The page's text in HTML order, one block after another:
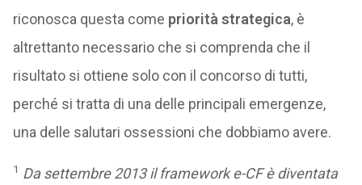
riconosca questa come priorità strategica, è
altrettanto necessario che si comprenda che il
risultato si ottiene solo con il concorso di tutti,
perché si tratta di una delle principali emergenze,
una delle salutari ossessioni che dobbiamo avere.
1 Da settembre 2013 il framework e-CF è diventata